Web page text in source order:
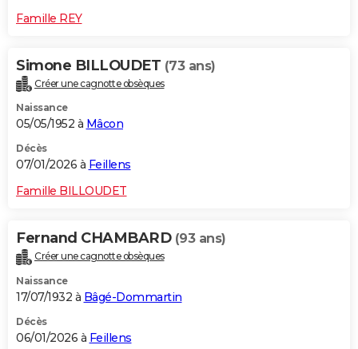
Famille REY
Simone BILLOUDET (73 ans)
Créer une cagnotte obsèques
Naissance
05/05/1952 à Mâcon
Décès
07/01/2026 à Feillens
Famille BILLOUDET
Fernand CHAMBARD (93 ans)
Créer une cagnotte obsèques
Naissance
17/07/1932 à Bâgé-Dommartin
Décès
06/01/2026 à Feillens